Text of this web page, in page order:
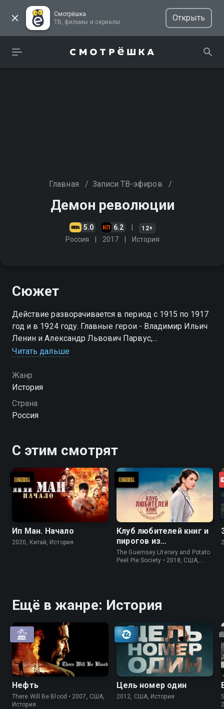
Смотрёшка
ТВ, фильмы и сериалы
Открыть
Главная / Записи ТВ-эфиров /
Демон революции
5.0 6.2 12+
Россия 2017 История
Сюжет
Действие разворачивается в период с 1915 по 1917
год и в 1924 году. Главные герои - Владимир Ильич
Ленин и Александр Львович Парвус,
предприимчивый социал-демократ, которому
спонсировать революцию в России
Читать дальше
Жанр
История
Страна
Россия
С этим смотрят
Ип Ман. Начало
2020, Китай, История
Клуб любителей книг и
пирогов из
картофельных
очистков
The Guernsey Literary and Potato
Peel Pie Society • 2018, США,
Ещё в жанре: История
Нефть
There Will Be Blood • 2007, США,
История
Цель номер один
2012, США, История